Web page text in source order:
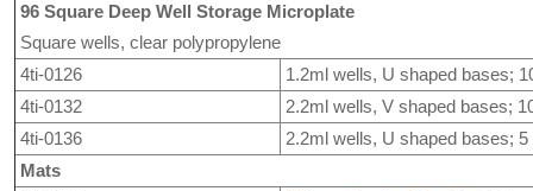
96 Square Deep Well Storage Microplate
Square wells, clear polypropylene
4ti-0126
1.2ml wells, U shaped bases;
4ti-0132
2.2ml wells, V shaped bases;
4ti-0136
2.2ml wells, U shaped bases;
Mats